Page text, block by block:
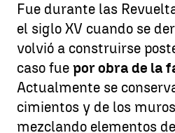
Fue durante las
el siglo XV cuando se
volvió a construirse
caso fue por obra de la
Actualmente se
cimientos y de los
mezclando elementos